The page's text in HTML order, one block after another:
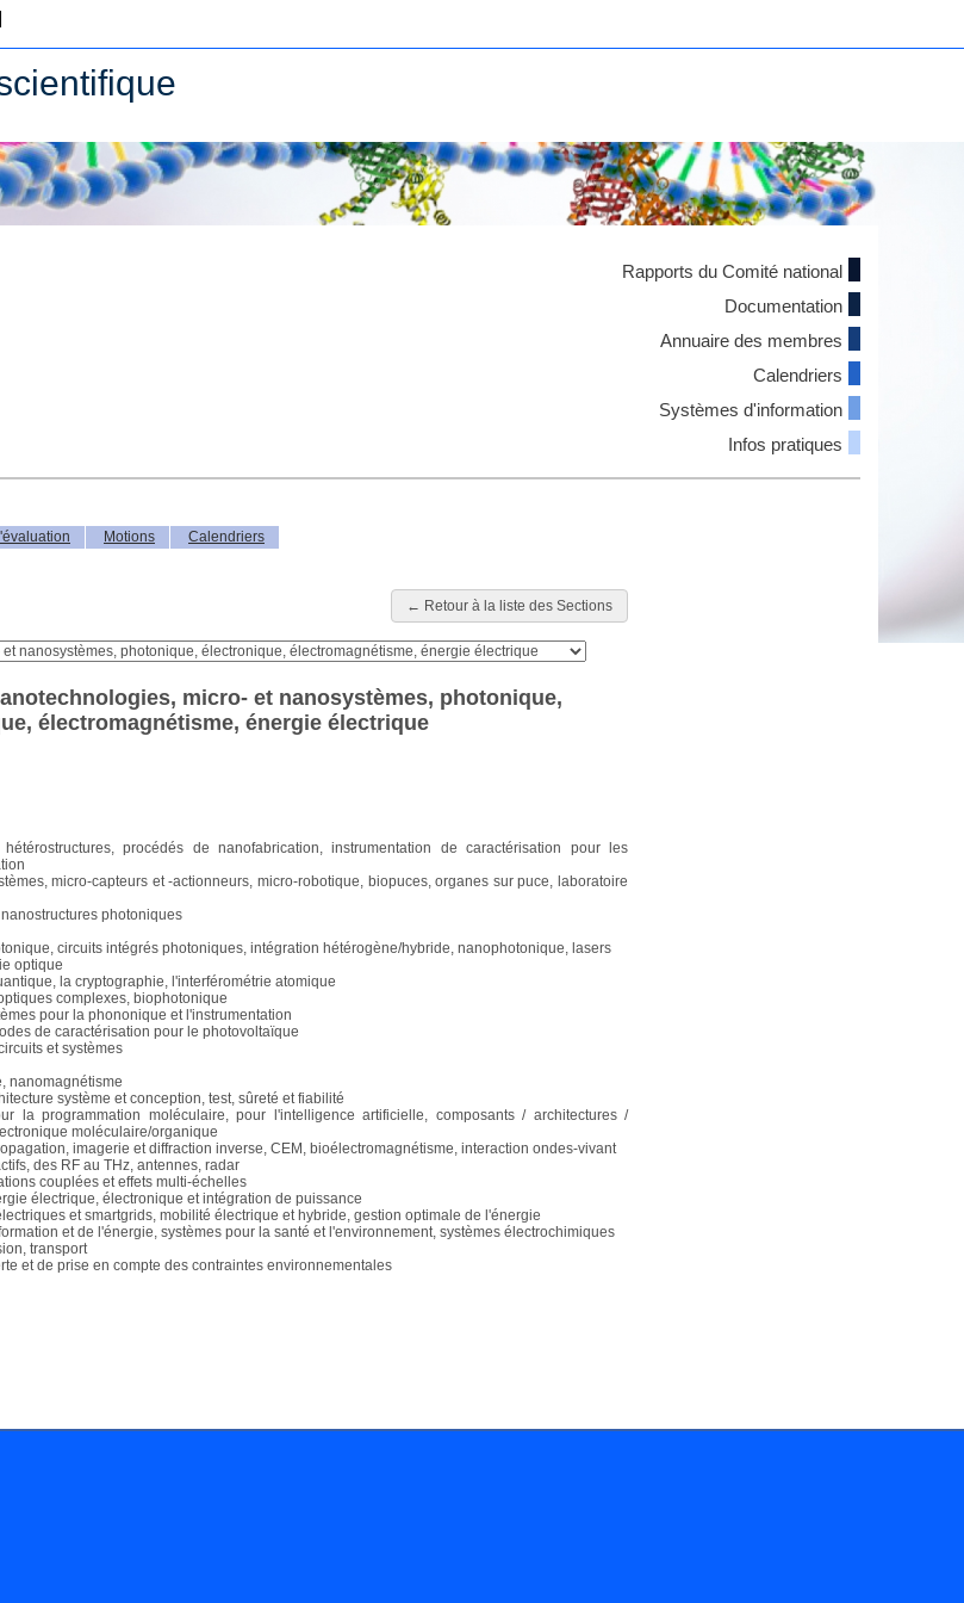
Rapports du Comité national
Documentation
Annuaire des membres
Calendriers
Systèmes d'information
Infos pratiques
Motions Calendriers
← Retour à la liste des Sections
micro- et nanosystèmes, photonique,
électromagnétisme, énergie électrique
procédés de nanofabrication, instrumentation de caractérisation pour les
micro-capteurs et -actionneurs, micro-robotique, biopuces, organes sur puce, laboratoire
photoniques
circuits intégrés photoniques, intégration hétérogène/hybride, nanophotonique, lasers
optique
la cryptographie, l'interférométrie atomique
complexes, biophotonique
pour la phononique et l'instrumentation
de caractérisation pour le photovoltaïque
et systèmes
nanomagnétisme
système et conception, test, sûreté et fiabilité
la programmation moléculaire, pour l'intelligence artificielle, composants / architectures /
moléculaire/organique
imagerie et diffraction inverse, CEM, bioélectromagnétisme, interaction ondes-vivant
des RF au THz, antennes, radar
couplées et effets multi-échelles
électrique, électronique et intégration de puissance
et smartgrids, mobilité électrique et hybride, gestion optimale de l'énergie
et de l'énergie, systèmes pour la santé et l'environnement, systèmes électrochimiques
transport
et de prise en compte des contraintes environnementales